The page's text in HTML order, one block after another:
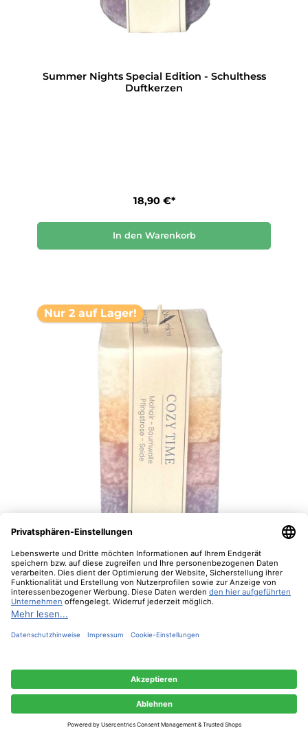
Summer Nights Special Edition - Schulthess
Duftkerzen
18,90 €*
In den Warenkorb
Nur 2 auf Lager!
Cozy Time Quadro Special Edition -
Schulthess Duftkerzen
18,90 €*
können.Mehr Informationen ...
Nur technisch notwendige Konfigurieren